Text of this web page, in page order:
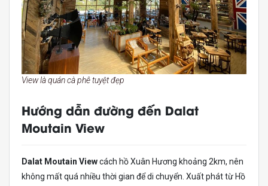
View là quán cà phê tuyệt đẹp
Hướng dẫn đường đến Dalat
Moutain View
Dalat Moutain Viewcách hồ Xuân Hương khoảng 2km, nên
không mất quá nhiều thời gian để di chuyển. Xuất phát từ Hồ